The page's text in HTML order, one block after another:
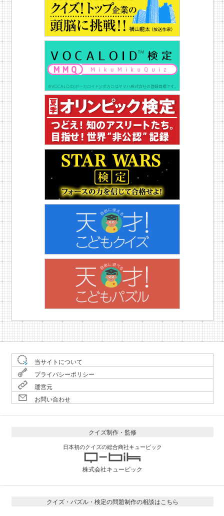
当サイトについて
プライバシーポリシー
運営元
お問い合わせ
クイズ制作・監修
日本初のクイズの総合商社キュービック
株式会社キュービック
クイズ・パズル・検定の問題制作の相談はこちら